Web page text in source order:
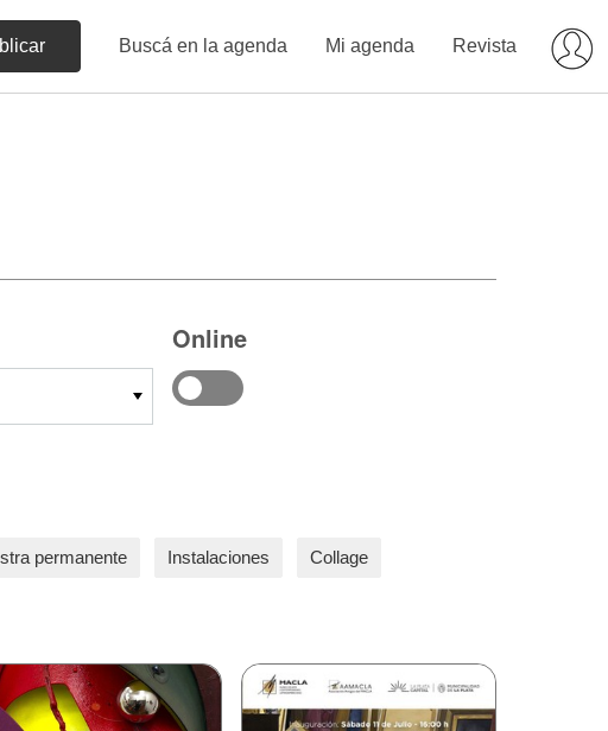
Buscá en la agenda Mi agenda Revista
Online
permanente Instalaciones Collage